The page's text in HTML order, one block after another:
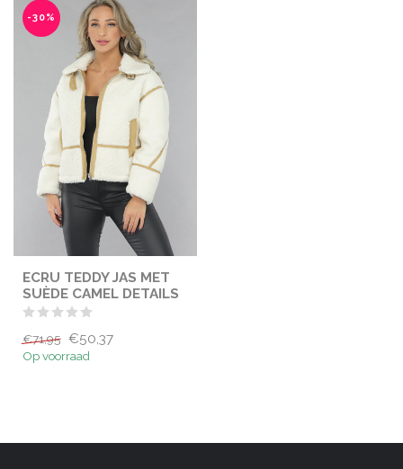
-30%
ECRU TEDDY JAS MET
SUÈDE CAMEL DETAILS
€71,95 €50,37
Op voorraad